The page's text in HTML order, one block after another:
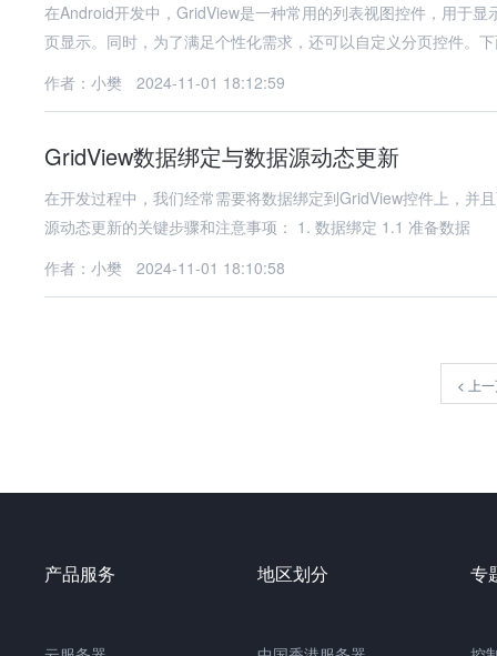
在Android开发中，GridView是一种常用的列表视图控件，用于
页显示。同时，为了满足个性化需求，还可以自定义分页控件。
作者：小樊
2024-11-01 18:12:59
GridView数据绑定与数据源动态更新
在开发过程中，我们经常需要将数据绑定到GridView控件上，并
源动态更新的关键步骤和注意事项： 1. 数据绑定 1.1 准备数据
作者：小樊
2024-11-01 18:10:58
< 上
产品服务 地区划分 专